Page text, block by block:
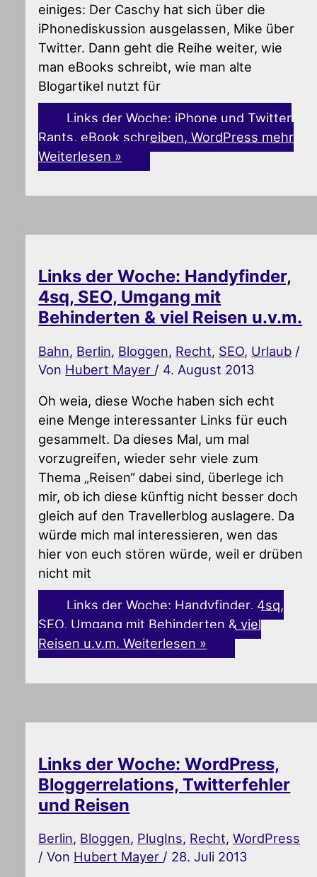
einiges: Der Caschy hat sich über die
iPhonediskussion ausgelassen, Mike über
Twitter. Dann geht die Reihe weiter, wie
man eBooks schreibt, wie man alte
Blogartikel nutzt für
Links der Woche: iPhone und Twitter
Rants, eBook schreiben, WordPress mehr
Weiterlesen »
Links der Woche: Handyfinder,
4sq, SEO, Umgang mit
Behinderten & viel Reisen u.v.m.
Bahn, Berlin, Bloggen, Recht, SEO, Urlaub /
Von Hubert Mayer / 4. August 2013
Oh weia, diese Woche haben sich echt
eine Menge interessanter Links für euch
gesammelt. Da dieses Mal, um mal
vorzugreifen, wieder sehr viele zum
Thema „Reisen“ dabei sind, überlege ich
mir, ob ich diese künftig nicht besser doch
gleich auf den Travellerblog auslagere. Da
würde mich mal interessieren, wen das
hier von euch stören würde, weil er drüben
nicht mit
Links der Woche: Handyfinder, 4sq,
SEO, Umgang mit Behinderten & viel
Reisen u.v.m. Weiterlesen »
Links der Woche: WordPress,
Bloggerrelations, Twitterfehler
und Reisen
Berlin, Bloggen, PlugIns, Recht,WordPress
/ Von Hubert Mayer / 28. Juli 2013